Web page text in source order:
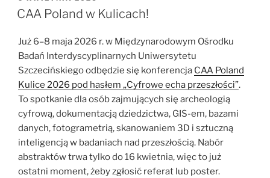
el-
Polsko-
słowacki
zespół
bada
metalurgię
starożytnego
Egiptu”
W
CAA Poland w Kulicach!
Już 6–8 maja 2026 r. w Międzynarodowym Ośrodku
Badań Interdyscyplinarnych Uniwersytetu
Szczecińskiego odbędzie się konferencja CAA Poland
Kulice 2026 pod hasłem „Cyfrowe echa przeszłości”.
To spotkanie dla osób zajmujących się archeologią
cyfrową, dokumentacją dziedzictwa, GIS-em, bazami
danych, fotogrametrią, skanowaniem 3D i sztuczną
inteligencją w badaniach nad przeszłością. Nabór
abstraktów trwa tylko do 16 kwietnia, więc to już
ostatni moment, żeby zgłosić referat lub poster.